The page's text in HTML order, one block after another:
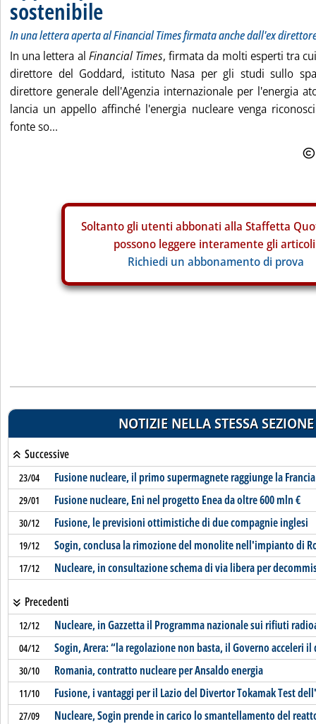
sostenibile
In una lettera aperta al Financial Times firmata anche dall'ex direttore
In una lettera al Financial Times, firmata da molti esperti tra
direttore del Goddard, istituto Nasa per gli studi sullo
direttore generale dell'Agenzia internazionale per l'energia
lancia un appello affinché l'energia nucleare venga
fonte so...
Soltanto gli utenti abbonati alla Staffetta
possono leggere interamente gli
Richiedi un abbonamento di prova
NOTIZIE NELLA STESSA SEZIONE
Successive
23/04 Fusione nucleare, il primo supermagnete raggiunge la
29/01 Fusione nucleare, Eni nel progetto Enea da oltre 600 mln €
30/12 Fusione, le previsioni ottimistiche di due compagnie inglesi
19/12 Sogin, conclusa la rimozione del monolite nell'impianto di
17/12 Nucleare, in consultazione schema di via libera per
Precedenti
12/12 Nucleare, in Gazzetta il Programma nazionale sui rifiuti
04/12 Sogin, Arera: “la regolazione non basta, il Governo acceleri
30/10 Romania, contratto nucleare per Ansaldo energia
11/10 Fusione, i vantaggi per il Lazio del Divertor Tokamak Test
27/09 Nucleare, Sogin prende in carico lo smantellamento del